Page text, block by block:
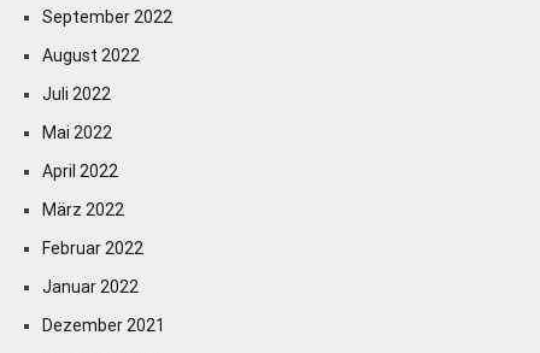
September 2022
August 2022
Juli 2022
Mai 2022
April 2022
März 2022
Februar 2022
Januar 2022
Dezember 2021